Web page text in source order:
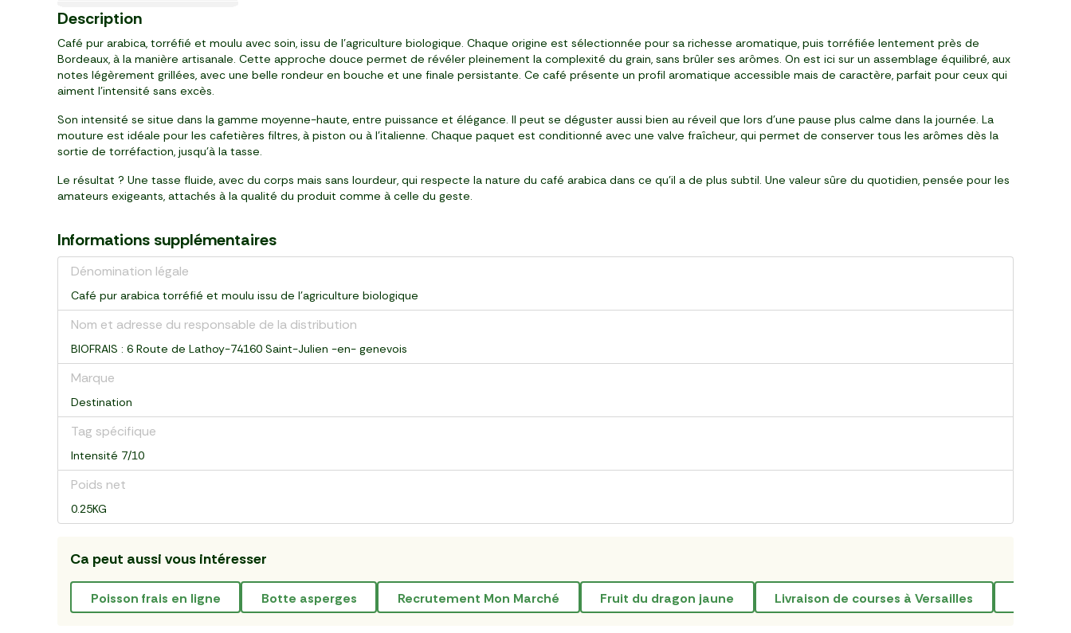
3,59 €
2,99 €
2,99 €
3,29 €
3,19 €
2,29 €
1,99 €
Nouveau
1,49 €
Nouveau
3,89 €
BIO3,29 €
le 2ème à -25%
3,99 €
2,19 €
1,59 €
Description
Café pur arabica, torréfié et moulu avec soin, issu de l’agriculture biologique. Chaque origine est sélectionnée pour sa richesse aromatique, puis torréfiée lentement près de
Bordeaux, à la manière artisanale. Cette approche douce permet de révéler pleinement la complexité du grain, sans brûler ses arômes. On est ici sur un assemblage équilibré, aux
notes légèrement grillées, avec une belle rondeur en bouche et une finale persistante. Ce café présente un profil aromatique accessible mais de caractère, parfait pour ceux qui
aiment l’intensité sans excès.
Son intensité se situe dans la gamme moyenne-haute, entre puissance et élégance. Il peut se déguster aussi bien au réveil que lors d’une pause plus calme dans la journée. La
mouture est idéale pour les cafetières filtres, à piston ou à l’italienne. Chaque paquet est conditionné avec une valve fraîcheur, qui permet de conserver tous les arômes dès la
sortie de torréfaction, jusqu’à la tasse.
Le résultat ? Une tasse fluide, avec du corps mais sans lourdeur, qui respecte la nature du café arabica dans ce qu’il a de plus subtil. Une valeur sûre du quotidien, pensée pour les
amateurs exigeants, attachés à la qualité du produit comme à celle du geste.
Informations supplémentaires
Dénomination légale
Café pur arabica torréfié et moulu issu de l'agriculture biologique
Nom et adresse du responsable de la distribution
BIOFRAIS : 6 Route de Lathoy-74160 Saint-Julien -en- genevois
Marque
Destination
Tag spécifique
Intensité 7/10
Poids net
0.25KG
Ca peut aussi vous intéresser
poisson frais en ligne botte asperges recrutement Mon Marché fruit du dragon jaune livraison de courses à Versailles